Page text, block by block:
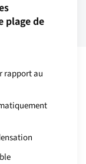
plage de
rapport au